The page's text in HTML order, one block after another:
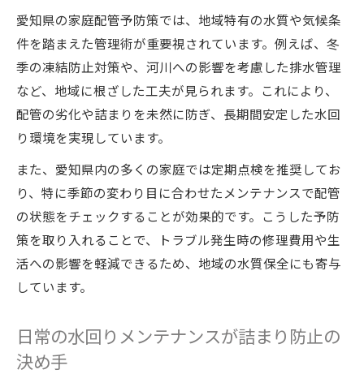
愛知県の家庭配管予防策では、地域特有の水質や気候条
件を踏まえた管理術が重要視されています。例えば、冬
季の凍結防止対策や、河川への影響を考慮した排水管理
など、地域に根ざした工夫が見られます。これにより、
配管の劣化や詰まりを未然に防ぎ、長期間安定した水回
り環境を実現しています。
また、愛知県内の多くの家庭では定期点検を推奨してお
り、特に季節の変わり目に合わせたメンテナンスで配管
の状態をチェックすることが効果的です。こうした予防
策を取り入れることで、トラブル発生時の修理費用や生
活への影響を軽減できるため、地域の水質保全にも寄与
しています。
日常の水回りメンテナンスが詰まり防止の
決め手